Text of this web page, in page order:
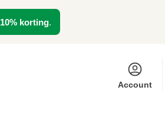
10% korting.
Account